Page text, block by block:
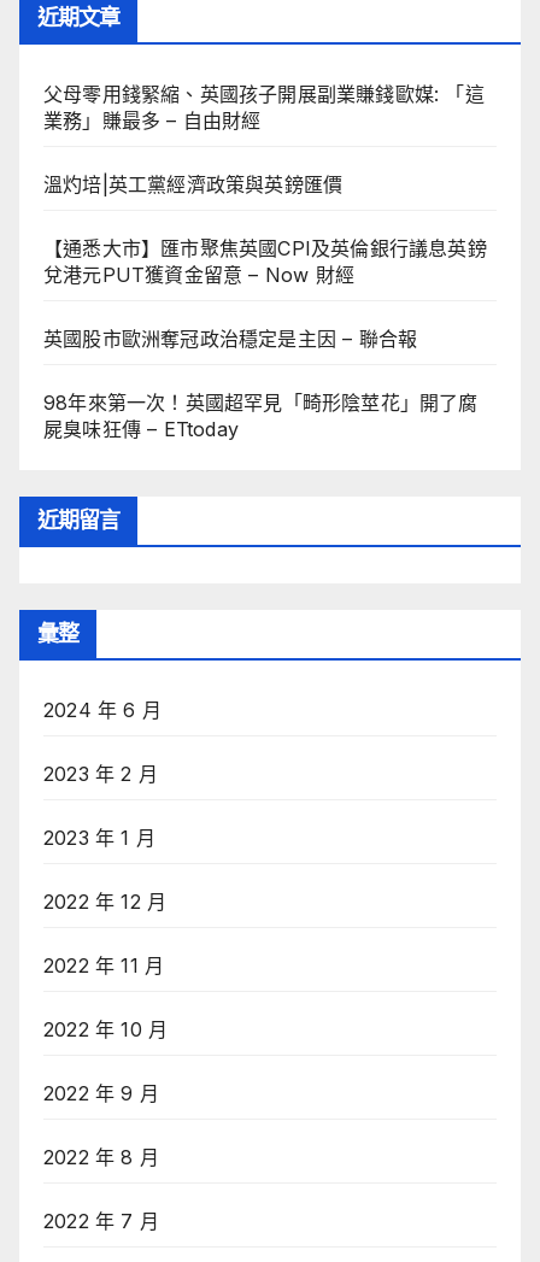
近期文章
父母零用錢緊縮、英國孩子開展副業賺錢歐媒: 「這
業務」賺最多 – 自由財經
溫灼培|英工黨經濟政策與英鎊匯價
【通悉大市】匯市聚焦英國CPI及英倫銀行議息英鎊
兌港元PUT獲資金留意 – Now 財經
英國股市歐洲奪冠政治穩定是主因 – 聯合報
98年來第一次！英國超罕見「畸形陰莖花」開了腐
屍臭味狂傳 – ETtoday
近期留言
彙整
2024 年 6 月
2023 年 2 月
2023 年 1 月
2022 年 12 月
2022 年 11 月
2022 年 10 月
2022 年 9 月
2022 年 8 月
2022 年 7 月